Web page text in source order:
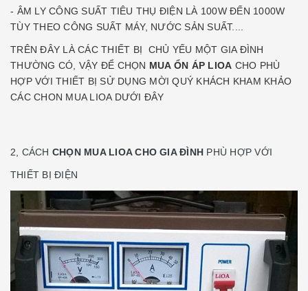
- ÂM LY CÔNG SUẤT TIÊU THỤ ĐIỆN LÀ 100W ĐẾN 1000W
TÙY THEO CÔNG SUẤT MÁY, NƯỚC SẢN SUẤT....
TRÊN ĐÂY LÀ CÁC THIẾT BỊ CHỦ YẾU MỘT GIA ĐÌNH
THƯỜNG CÓ, VẬY ĐỂ CHỌN MUA ỔN ÁP LIOA CHO PHÙ
HỢP VỚI THIẾT BỊ SỬ DỤNG MỜI QUÝ KHÁCH KHAM KHẢO
CÁC CHON MUA LIOA DƯỚI ĐÂY
2, CÁCH CHỌN MUA LIOA CHO GIA ĐÌNH PHÙ HỢP VỚI
THIẾT BỊ ĐIỆN